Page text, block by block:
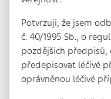
Číslo 1/2013
Potvrzuji, že jsem
č. 40/1995 Sb., o
pozdějších předpisů,
předepisovat léčivé
oprávněnou léčivé